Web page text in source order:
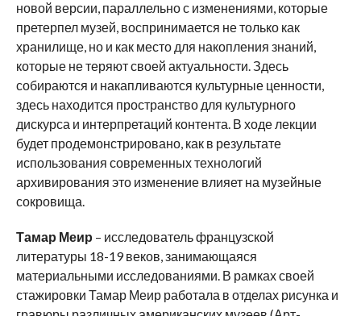
новой версии, параллельно с изменениями, которые
претерпел музей, воспринимается не только как
хранилище, но и как место для накопления знаний,
которые не теряют своей актуальности. Здесь
собираются и накапливаются культурные ценности,
здесь находится пространство для культурного
дискурса и интерпретаций контента. В ходе лекции
будет продемонстрировано, как в результате
использования современных технологий
архивирования это изменение влияет на музейные
сокровища.
Тамар Меир – исследователь французской
литературы 18-19 веков, занимающаяся
материальными исследованиями. В рамках своей
стажировки Тамар Меир работала в отделах рисунка и